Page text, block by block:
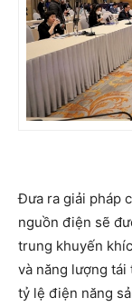
Đưa ra giải pháp
nguồn điện sẽ
trung khuyến
và năng lượng tái
tỷ lệ điện năng